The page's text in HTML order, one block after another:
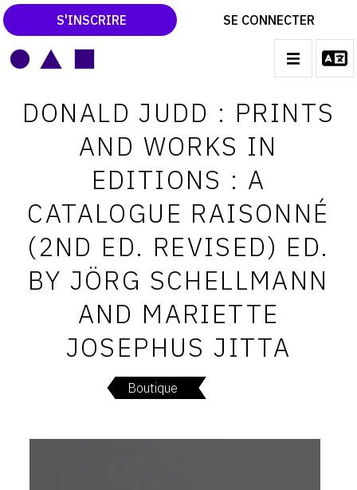
S'INSCRIRE SE CONNECTER
navigation
CATALOGUES RAISONNÉS
LES EXPOSITIONS
LES VERNISSAGES
ARCHIVES DES EXPOSITIONS
ACTUALITÉS DU MONDE DE L'ART
LIBRAIRIE : LIVRES & CATALOGUES
LEXIQUE ARTISTIQUE
DONALD JUDD : PRINTS
AND WORKS IN
EDITIONS : A
CATALOGUE RAISONNÉ
(2ND ED. REVISED) ED.
BY JÖRG SCHELLMANN
AND MARIETTE
JOSEPHUS JITTA
Boutique